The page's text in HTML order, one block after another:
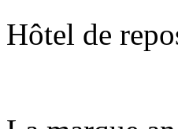
Hôtel de